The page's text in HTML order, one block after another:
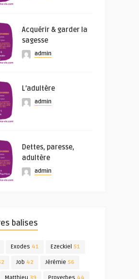
Acquérir & garder la
sagesse
admin
L’adultère
admin
Dettes, paresse,
adultère
admin
balises
Exodes 41 Ezeckiel 51
Job 42 Jérémie 56